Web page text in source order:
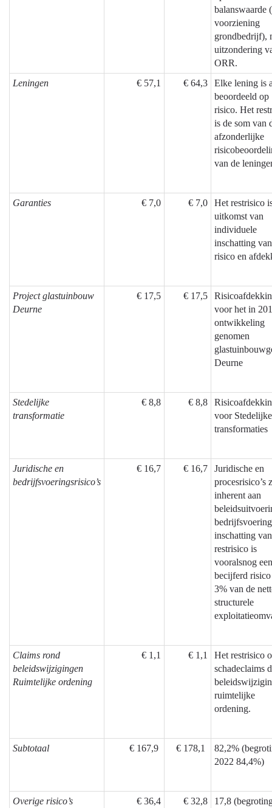
balanswaarde
voorziening
grondbedrijf),
uitzondering
ORR.
Leningen
€ 57,1 € 64,3
Elke lening is
beoordeeld op
risico. Het
is de som van
afzonderlijke
van de
Garanties € 7,0 € 7,0
Het restrisico
uitkomst van
individuele
inschatting van
risico en
Project glastuinbouw
Deurne
€ 17,5 € 17,5
voor het in
ontwikkeling
genomen
Deurne
Stedelijke
transformatie
€ 8,8 € 8,8
voor Stedelijke
transformaties
Juridische en
bedrijfsvoeringsrisico’s
€ 16,7 € 16,7
Juridische en
procesrisico’s
inherent aan
inschatting
restrisico is
vooralsnog een
becijferd
3% van de
structurele
Claims rond
beleidswijzigingen
Ruimtelijke ordening
€ 1,1 € 1,1
Het restrisico
schadeclaims
ruimtelijke
ordening.
Subtotaal € 167,9 € 178,1
82,2%
2022 84,4%)
Overige risico’s € 36,4 € 32,8
17,8